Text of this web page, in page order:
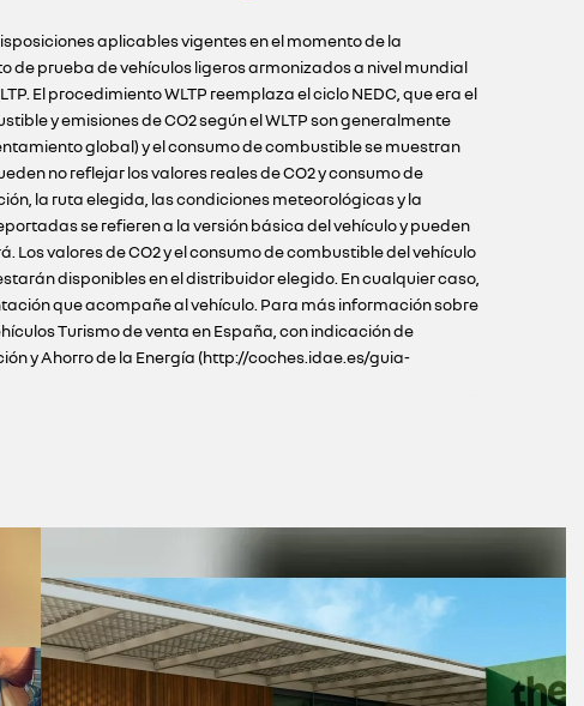
aplicables vigentes en el momento de la
de prueba de vehículos ligeros armonizados a nivel mundial
El procedimiento WLTP reemplaza el ciclo NEDC, que era el
y emisiones de CO2 según el WLTP son generalmente
global) y el consumo de combustible se muestran
no reflejar los valores reales de CO2 y consumo de
la ruta elegida, las condiciones meteorológicas y la
se refieren a la versión básica del vehículo y pueden
valores de CO2 y el consumo de combustible del vehículo
disponibles en el distribuidor elegido. En cualquier caso,
que acompañe al vehículo. Para más información sobre
Turismo de venta en España, con indicación de
y Ahorro de la Energía (http://coches.idae.es/guia-